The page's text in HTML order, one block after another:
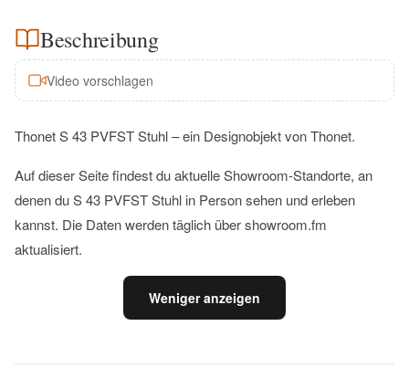
Beschreibung
Video vorschlagen
Thonet S 43 PVFST Stuhl – ein Designobjekt von Thonet.
Auf dieser Seite findest du aktuelle Showroom-Standorte, an
denen du S 43 PVFST Stuhl in Person sehen und erleben
kannst. Die Daten werden täglich über showroom.fm
aktualisiert.
Weniger anzeigen